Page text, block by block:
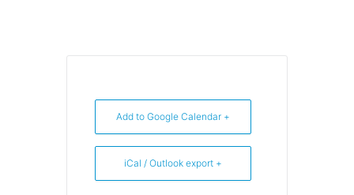
+ Add to Google Calendar
+ iCal / Outlook export